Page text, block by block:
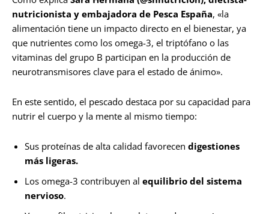
nutricionista y embajadora de Pesca España, «la
alimentación tiene un impacto directo en el bienestar, ya
que nutrientes como los omega-3, el triptófano o las
vitaminas del grupo B participan en la producción de
neurotransmisores clave para el estado de ánimo».
En este sentido, el pescado destaca por su capacidad para
nutrir el cuerpo y la mente al mismo tiempo:
Sus proteínas de alta calidad favorecen digestiones
más ligeras.
Los omega-3 contribuyen al equilibrio del sistema
nervioso.